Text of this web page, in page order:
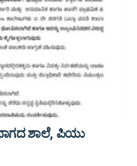
ಶಾಲೆ, ಪಿಯು